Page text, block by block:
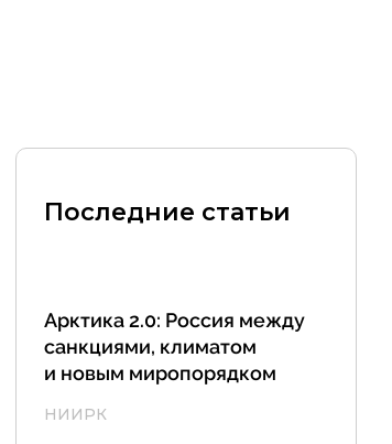
Последние статьи
Арктика 2.0: Россия между
санкциями, климатом
и новым миропорядком
НИИРК